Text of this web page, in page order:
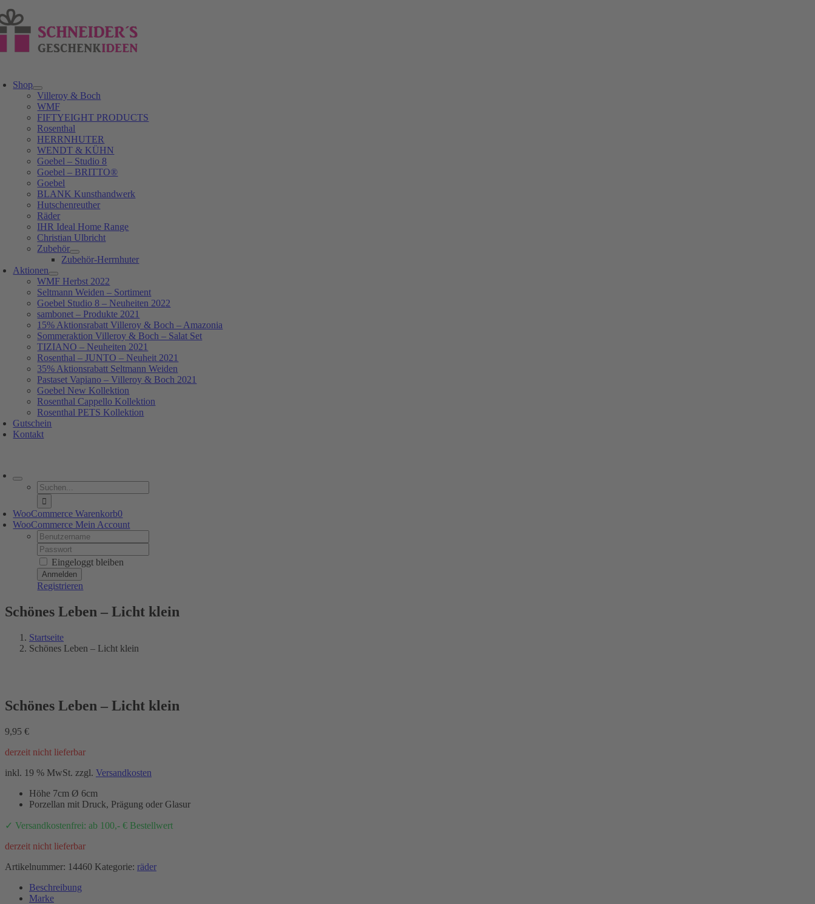
Zum
Inhalt
springen
Shop
Villeroy & Boch
WMF
FIFTYEIGHT PRODUCTS
Rosenthal
HERRNHUTER
WENDT & KÜHN
Goebel – Studio 8
Goebel – BRITTO®
Goebel
BLANK Kunsthandwerk
Hutschenreuther
Räder
IHR Ideal Home Range
Christian Ulbricht
Zubehör
Zubehör-Herrnhuter
Aktionen
WMF Herbst 2022
Seltmann Weiden – Sortiment
Goebel Studio 8 – Neuheiten 2022
sambonet – Produkte 2021
15% Aktionsrabatt Villeroy & Boch – Amazonia
Sommeraktion Villeroy & Boch – Salat Set
TIZIANO – Neuheiten 2021
Rosenthal – JUNTO – Neuheit 2021
35% Aktionsrabatt Seltmann Weiden
Pastaset Vapiano – Villeroy & Boch 2021
Goebel New Kollektion
Rosenthal Cappello Kollektion
Rosenthal PETS Kollektion
Gutschein
Kontakt
Suche
nach:
WooCommerce Warenkorb0
WooCommerce Mein Account
Username:
Password:
Eingeloggt bleiben
Registrieren
Schönes Leben – Licht klein
Startseite
Schönes Leben – Licht klein
Schönes Leben – Licht klein
9,95 €
derzeit nicht lieferbar
inkl. 19 % MwSt. zzgl. Versandkosten
Höhe 7cm Ø 6cm
Porzellan mit Druck, Prägung oder Glasur
✓ Versandkostenfrei: ab 100,- € Bestellwert
derzeit nicht lieferbar
Artikelnummer: 14460 Kategorie: räder
Beschreibung
Marke